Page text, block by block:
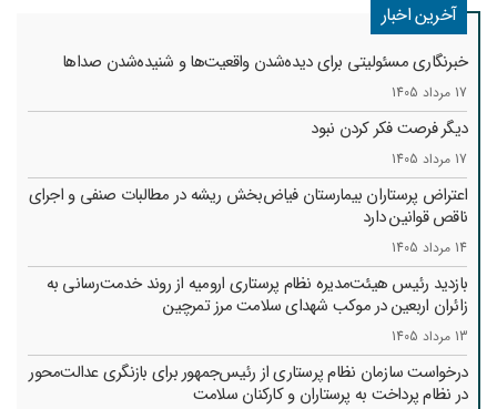
آخرین اخبار
خبرنگاری مسئولیتی برای دیده‌شدن واقعیت‌ها و شنیده‌شدن صداها
17 مرداد 1405
دیگر فرصت فکر کردن نبود
17 مرداد 1405
اعتراض پرستاران بیمارستان فیاض‌بخش ریشه در مطالبات صنفی و اجرای
ناقص قوانین دارد
14 مرداد 1405
بازدید رئیس هیئت‌مدیره نظام پرستاری ارومیه از روند خدمت‌رسانی به
زائران اربعین در موکب شهدای سلامت مرز تمرچین
13 مرداد 1405
درخواست سازمان نظام پرستاری از رئیس‌جمهور برای بازنگری عدالت‌محور
در نظام پرداخت به پرستاران و کارکنان سلامت